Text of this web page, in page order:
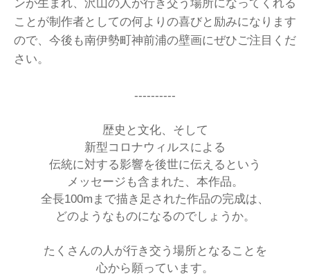
ことが制作者としての何よりの喜びと励みになります
ので、今後も南伊勢町神前浦の壁画にぜひご注目くだ
さい。
----------
歴史と文化、そして
新型コロナウィルスによる
伝統に対する影響を後世に伝えるという
メッセージも含まれた、本作品。
全長100mまで描き足された作品の完成は、
どのようなものになるのでしょうか。
たくさんの人が行き交う場所となることを
心から願っています。